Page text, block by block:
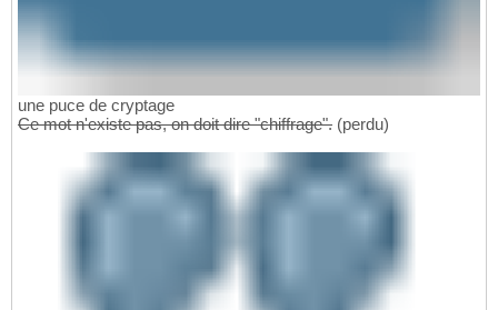
une puce de cryptage
Ce mot n'existe pas, on doit dire "chiffrage". (perdu)